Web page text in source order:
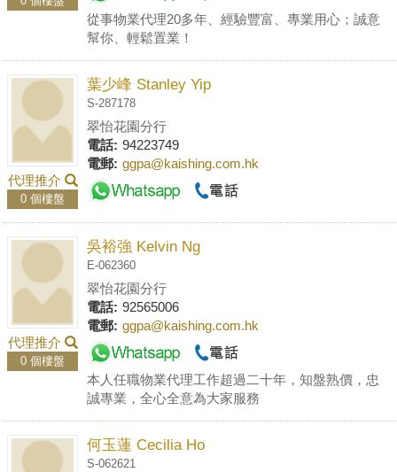
從事物業代理20多年、經驗豐富、專業用心；誠意
幫你、輕鬆置業！
代理推介
0 個樓盤
葉少峰 Stanley Yip
S-287178
翠怡花園分行
電話: 94223749
電郵: ggpa@kaishing.com.hk
代理推介
0 個樓盤
吳裕強 Kelvin Ng
E-062360
翠怡花園分行
電話: 92565006
電郵: ggpa@kaishing.com.hk
本人任職物業代理工作超過二十年，知盤熟價，忠
誠專業，全心全意為大家服務
何玉蓮 Cecilia Ho
S-062621